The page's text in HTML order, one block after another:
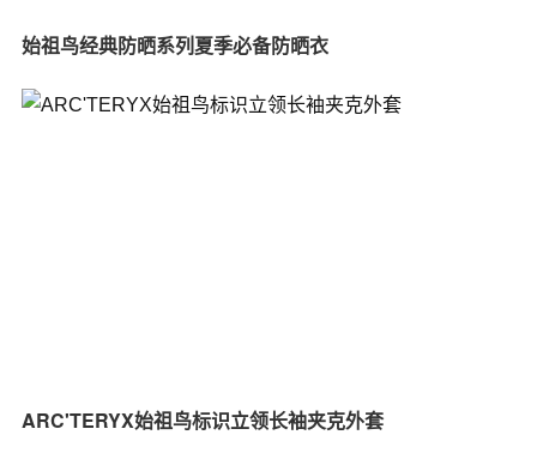
始祖鸟经典防晒系列夏季必备防晒衣
ARC'TERYX始祖鸟标识立领长袖夹克外套